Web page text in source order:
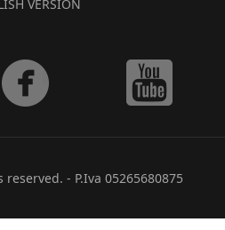
VERSION
- P.Iva 05265680875